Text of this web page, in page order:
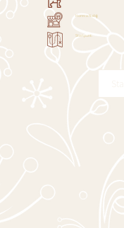
Horeca Nabij:
Startpunt: